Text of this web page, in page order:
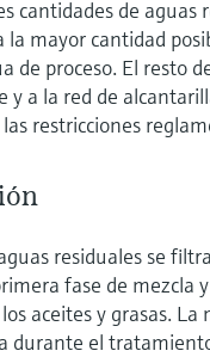
cantidades de aguas
mayor cantidad
de proceso. El resto
y a la red de
restricciones
residuales se
fase de mezcla
aceites y grasas. La
durante el